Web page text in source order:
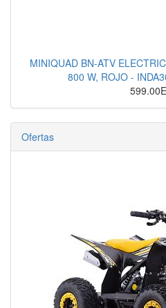
MINIQUAD BN-ATV
800 W, ROJO -
Ofertas